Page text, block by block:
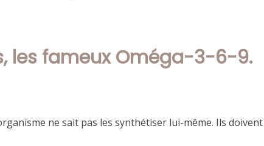
les fameux Oméga-3-6-9.
ne sait pas les synthétiser lui-même. Ils